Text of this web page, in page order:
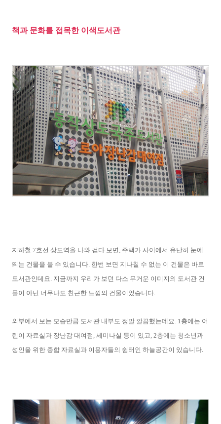
책과 문화를 접목한 이색도서관
지하철 7호선 상도역을 나와 걷다 보면, 주택가 사이에서 유난히 눈에
띄는 건물을 볼 수 있습니다. 한번 보면 지나칠 수 없는 이 건물은 바로
도서관인데요. 지금까지 우리가 보던 다소 무거운 이미지의 도서관 건
물이 아닌 너무나도 친근한 느낌의 건물이었습니다.
외부에서 보는 모습만큼 도서관 내부도 정말 깔끔했는데요. 1층에는 어
린이 자료실과 장난감 대여점, 세미나실 등이 있고, 2층에는 청소년과
성인을 위한 종합 자료실과 이용자들의 쉼터인 하늘공간이 있습니다.